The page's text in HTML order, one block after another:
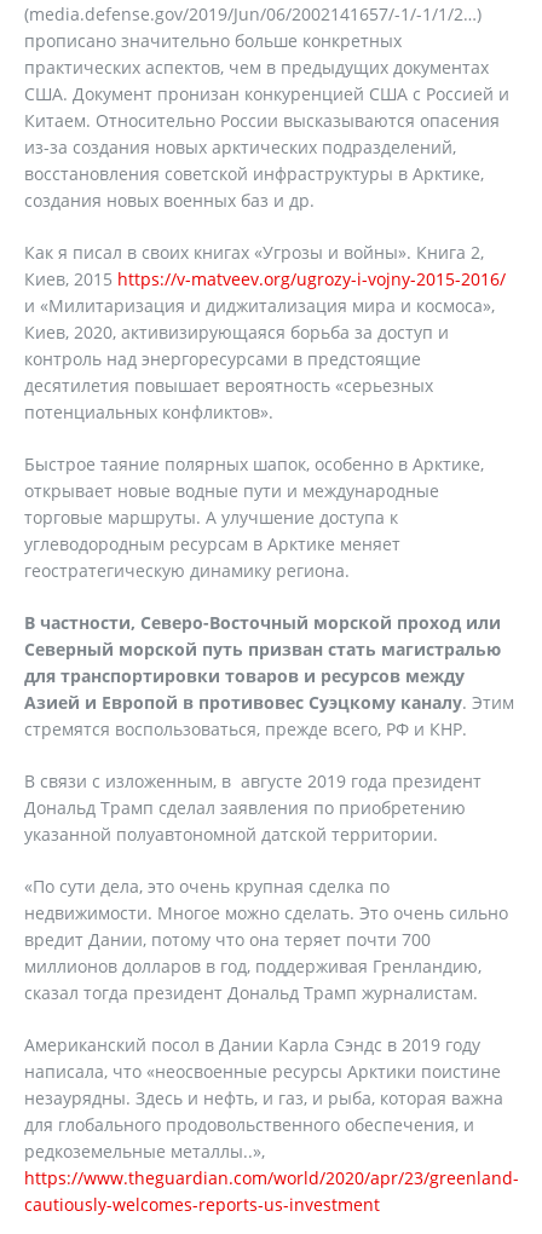
(media.defense.gov/2019/Jun/06/2002141657/-1/-1/1/2…)
прописано значительно больше конкретных
практических аспектов, чем в предыдущих документах
США. Документ пронизан конкуренцией США с Россией и
Китаем. Относительно России высказываются опасения
из-за создания новых арктических подразделений,
восстановления советской инфраструктуры в Арктике,
создания новых военных баз и др.
Как я писал в своих книгах «Угрозы и войны». Книга 2,
Киев, 2015 https://v-matveev.org/ugrozy-i-vojny-2015-2016/
и «Милитаризация и диджитализация мира и космоса»,
Киев, 2020, активизирующаяся борьба за доступ и
контроль над энергоресурсами в предстоящие
десятилетия повышает вероятность «серьезных
потенциальных конфликтов».
Быстрое таяние полярных шапок, особенно в Арктике,
открывает новые водные пути и международные
торговые маршруты. А улучшение доступа к
углеводородным ресурсам в Арктике меняет
геостратегическую динамику региона.
В частности, Северо-Восточный морской проход или
Северный морской путь призван стать магистралью
для транспортировки товаров и ресурсов между
Азией и Европой в противовес Суэцкому каналу. Этим
стремятся воспользоваться, прежде всего, РФ и КНР.
В связи с изложенным, в августе 2019 года президент
Дональд Трамп сделал заявления по приобретению
указанной полуавтономной датской территории.
«По сути дела, это очень крупная сделка по
недвижимости. Многое можно сделать. Это очень сильно
вредит Дании, потому что она теряет почти 700
миллионов долларов в год, поддерживая Гренландию,
сказал тогда президент Дональд Трамп журналистам.
Американский посол в Дании Карла Сэндс в 2019 году
написала, что «неосвоенные ресурсы Арктики поистине
незаурядны. Здесь и нефть, и газ, и рыба, которая важна
для глобального продовольственного обеспечения, и
редкоземельные металлы..»,
https://www.theguardian.com/world/2020/apr/23/greenland-
cautiously-welcomes-reports-us-investment